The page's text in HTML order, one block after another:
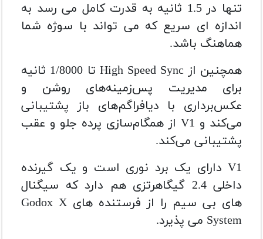
تنها در 1.5 ثانیه به قدرت کامل می رسد به
اندازه ای سریع که می تواند با سوژه شما
هماهنگ باشد.
همچنین از High Speed ​​Sync تا 1/8000 ثانیه
برای مدیریت پس‌زمینه‌های روشن و
عکس‌برداری با دیافراگم‌های باز پشتیبانی
می‌کند و V1 از همگام‌سازی پرده جلو و عقب
پشتیبانی می‌کند.
V1 دارای یک برد نوری است و یک گیرنده
داخلی 2.4 گیگاهرتزی هم دارد که سیگنال
های بی سیم را از فرستنده های Godox X
System می پذیرد.